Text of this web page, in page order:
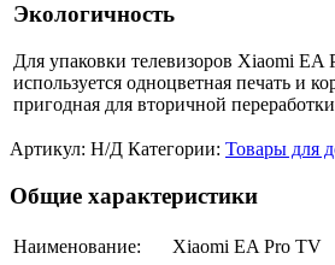
Экологичность
Для упаковки телевизоров Xiaomi EA
используется одноцветная печать и
пригодная для вторичной
Артикул: Н/Д Категории: Товары для
Общие характеристики
Наименование:
Xiaomi EA Pro TV